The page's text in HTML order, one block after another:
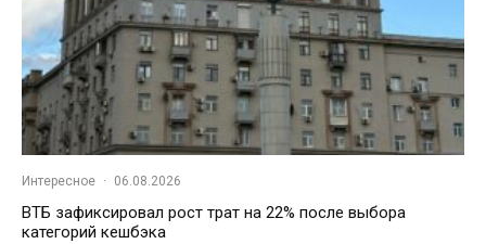
Интересное · 06.08.2026
ВТБ зафиксировал рост трат на 22% после выбора
категорий кешбэка